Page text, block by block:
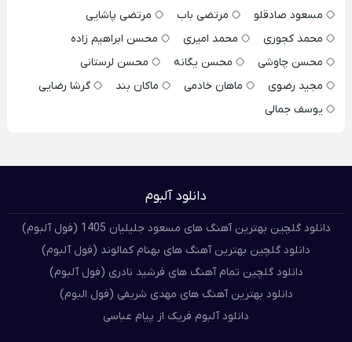
مسعود صادقلو
مرتضی باب
مرتضی پاشایی
محمد کجوری
محمد امیری
محسن ابراهیم زاده
محسن چاوشی
محسن یگانه
محسن لرستانی
مجید رضوی
ماهان خادمی ماکان بند
گرشا رضایی
یوسف جمالی
دانلود آلبوم
دانلود گلچین بهترین آهنگ های مسعود جلیلیان 1405 (فول آلبوم)
دانلود گلچین بهترین آهنگ های بهنام کمالوند (فول آلبوم)
دانلود گلچین تمام آهنگ های فرشید نادری (فول آلبوم)
دانلود بهترین آهنگ های مهدی شریفی (فول البوم)
دانلود آلبوم فریک از پیام عباسی